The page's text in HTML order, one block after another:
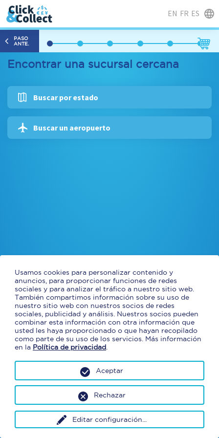
EN FR ES
PASO
ANTE.
Encontrar una sucursal cercana
Buscar por estado
Buscar un aeropuerto
Usamos cookies para personalizar contenido y
anuncios, para proporcionar funciones de redes
sociales y para analizar el tráfico a nuestro sitio web.
También compartimos información sobre su uso de
nuestro sitio web con nuestros socios de redes
sociales, publicidad y análisis. Nuestros socios pueden
combinar esta información con otra información que
usted les haya proporcionado o que hayan recopilado
como parte de su uso de los servicios. Más información
en la Política de privacidad
Editar configuración
Rechazar
Aceptar